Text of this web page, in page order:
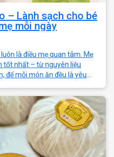
– Lành sạch cho bé
mỗi ngày
là điều mẹ quan tâm. Mẹ
tốt nhất – từ nguyên liệu
để mỗi món ăn đều là yêu